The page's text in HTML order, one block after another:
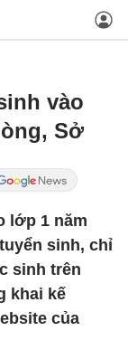
vào
Sở
lớp 1 năm
sinh, chỉ
sinh trên
khai kế
của